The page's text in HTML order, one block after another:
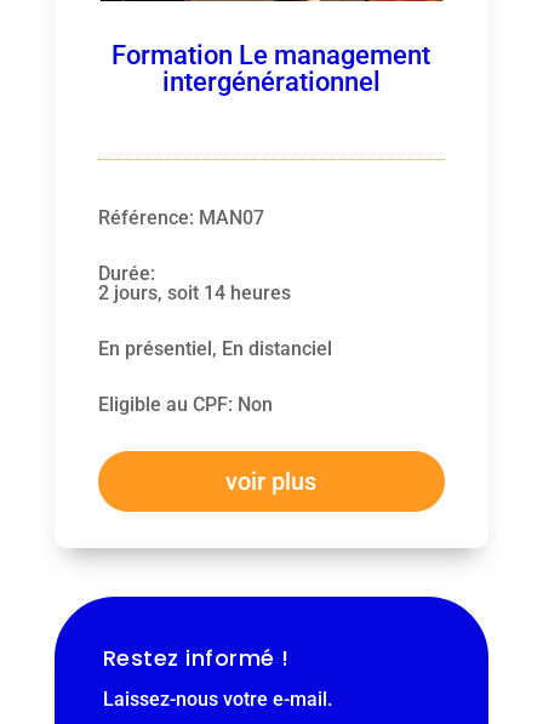
Formation Le management
intergénérationnel
Référence: MAN07
Durée:
2 jours, soit 14 heures
En présentiel, En distanciel
Eligible au CPF: Non
voir plus
Restez informé !
Laissez-nous votre e-mail.